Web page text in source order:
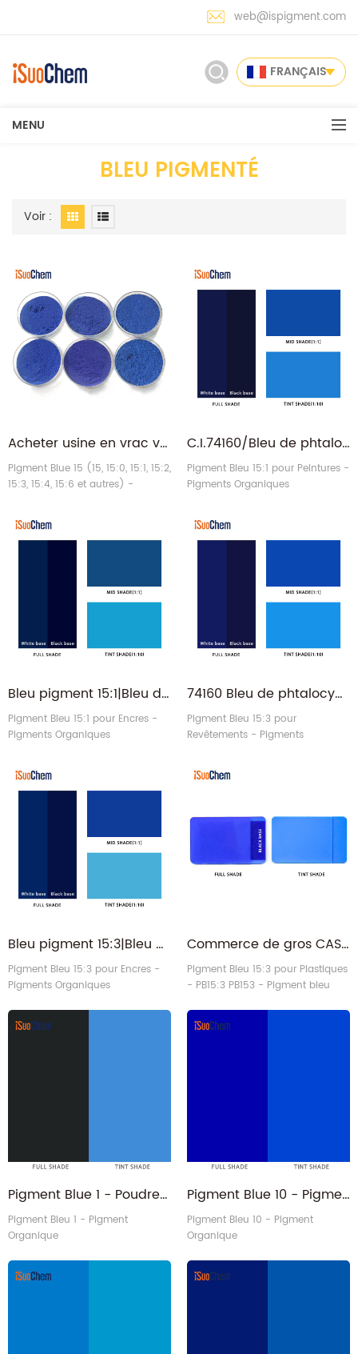
web@ispigment.com
FRANÇAIS
MENU
BLEU PIGMENTÉ
Voir :
Acheter usine en vrac vente directe pigment organique bleu 15 HB15 QB150 CB154
Pigment Blue 15 (15, 15:0, 15:1, 15:2,
15:3, 15:4, 15:6 et autres) -
C.I.74160/Bleu de phtalocyanine/Bleu de phtalo/PB 15:1 - Pigment iSuoChem pour peintures
Pigment Bleu 15:1 pour Peintures -
Pigments Organiques
Bleu pigment 15:1|Bleu de phtalocyanine|Bleu de phtalo PB.15:1 pour encres
Pigment Bleu 15:1 pour Encres -
Pigments Organiques
74160 Bleu de phtalocyanine/Bleu de phtalo/PB 15:3 - Pigment iSuoChem pour revêtements
Pigment Bleu 15:3 pour
Revêtements - Pigments
Bleu pigment 15:3|Bleu de phtalocyanine|Bleu de phtalo PB.15:3 pour encres
Pigment Bleu 15:3 pour Encres -
Pigments Organiques
Commerce de gros CAS 147-14-8 Bleu de phtalocyanine 15:3 Pigment pour les plastiques
Pigment Bleu 15:3 pour Plastiques
- PB15:3 PB153 - Pigment bleu
Pigment Blue 1 - Poudre pigmentée bleue PB1 toner rapide à la lumière
Pigment Bleu 1 - Pigment
Organique
Pigment Blue 10 - Pigment organique bleu toner rapide à la lumière PB10
Pigment Bleu 10 - Pigment
Organique